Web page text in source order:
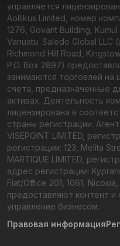
управляется
Aollikus Limited, номер
1276, Govant Building,
Vanuatu. Saledo Global LLC
Richmond Hill Road,
P.O. Box 2897)
занимаются торговлей на
счета, предназначенные
активах. Деятельность
лицензирована в
страны регистрации.
VISEPOINT LIMITED,
регистрации: 123, Melita
MARTIQUE LIMITED,
адрес регистрации:
Flat/Office 201, 1061,
предоставляют контент
управление бизнесом.
Правовая информация